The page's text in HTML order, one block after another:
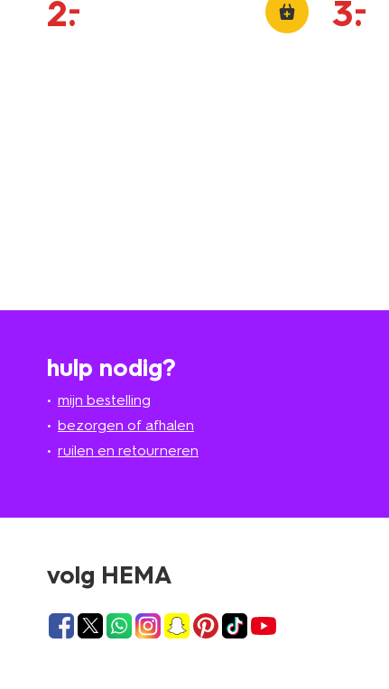
2.
– 3.
–
hulp nodig?
mijn bestelling
bezorgen of afhalen
ruilen en retourneren
volg HEMA